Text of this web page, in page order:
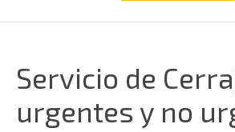
Servicio de
urgentes y no